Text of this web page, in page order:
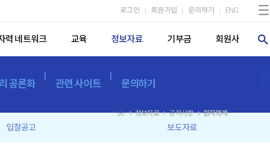
로그인 회원가입 문의하기 ENG
력 네트워크 교육 정보자료 기부금 회원사 search
공론화 관련 사이트 문의하기
입찰공고 보도자료
navigate_next정보자료navigate_next공지사항navigate_next원자력계